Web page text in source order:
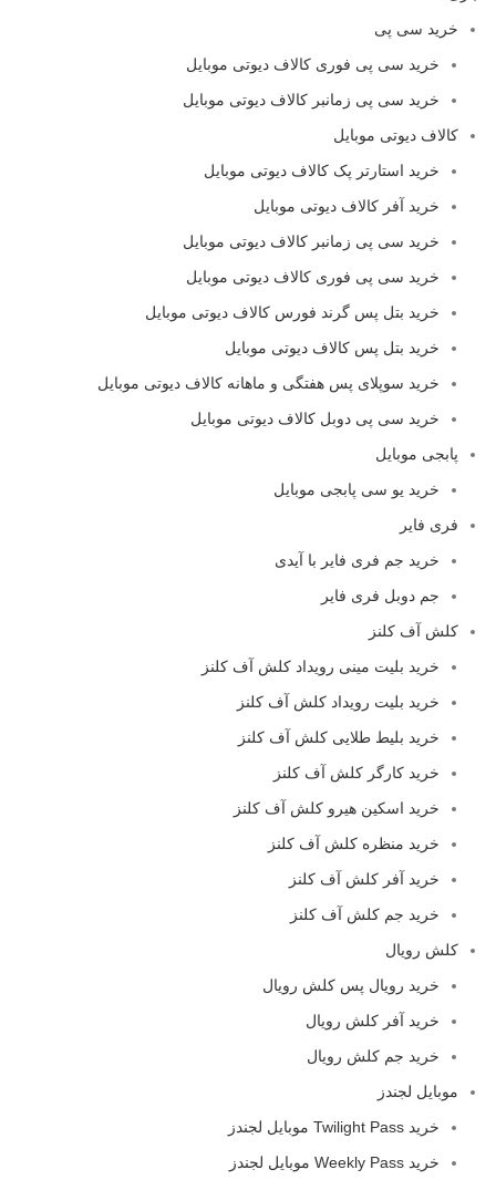
خرید سی پی
خرید سی پی فوری کالاف دیوتی موبایل
خرید سی پی زمانبر کالاف دیوتی موبایل
کالاف دیوتی موبایل
خرید استارتر پک کالاف دیوتی موبایل
خرید آفر کالاف دیوتی موبایل
خرید سی پی زمانبر کالاف دیوتی موبایل
خرید سی پی فوری کالاف دیوتی موبایل
خرید بتل پس گرند فورس کالاف دیوتی موبایل
خرید بتل پس کالاف دیوتی موبایل
خرید سوپلای پس هفتگی و ماهانه کالاف دیوتی موبایل
خرید سی پی دوبل کالاف دیوتی موبایل
پابجی موبایل
خرید یو سی پابجی موبایل
فری فایر
خرید جم فری فایر با آیدی
جم دوبل فری فایر
کلش آف کلنز
خرید بلیت مینی رویداد کلش آف کلنز
خرید بلیت رویداد کلش آف کلنز
خرید بلیط طلایی کلش آف کلنز
خرید کارگر کلش آف کلنز
خرید اسکین هیرو کلش آف کلنز
خرید منظره کلش آف کلنز
خرید آفر کلش آف کلنز
خرید جم کلش آف کلنز
کلش رویال
خرید رویال پس کلش رویال
خرید آفر کلش رویال
خرید جم کلش رویال
موبایل لجندز
خرید Twilight Pass موبایل لجندز
خرید Weekly Pass موبایل لجندز